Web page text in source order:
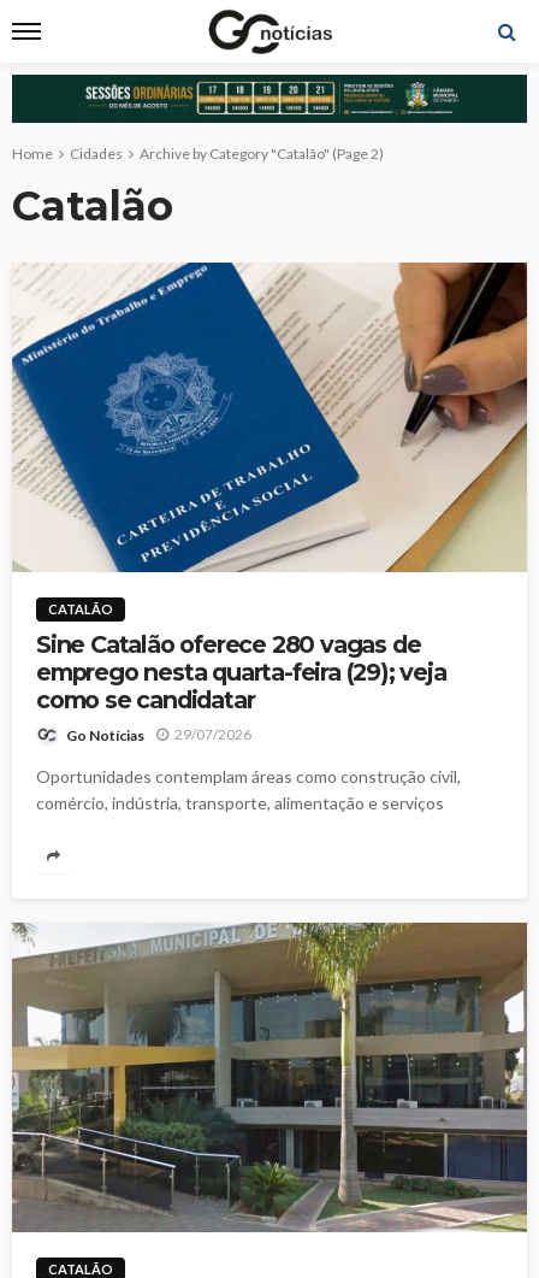
Home Cidades Archive by Category "Catalão" (Page 2)
Catalão
CATALÃO
Sine Catalão oferece 280 vagas de
emprego nesta quarta-feira (29); veja
como se candidatar
Go Notícias 29/07/2026
Oportunidades contemplam áreas como construção civil,
comércio, indústria, transporte, alimentação e serviços
CATALÃO